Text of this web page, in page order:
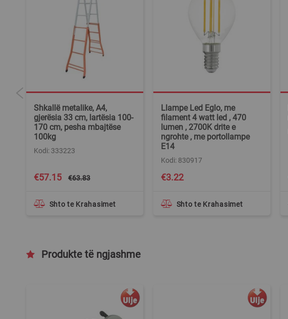
Shkallë metalike, A4,
gjerësia 33 cm, lartësia 100-
170 cm, pesha mbajtëse
100kg
Special
Price
€57.15 €63.83
Kodi: 333223
Shto te Krahasimet
Llampe Led Eglo, me
filament 4 watt led , 470
lumen , 2700K drite e
ngrohte , me portollampe
E14
€3.22
Kodi: 830917
Shto te Krahasimet
Produkte të ngjashme